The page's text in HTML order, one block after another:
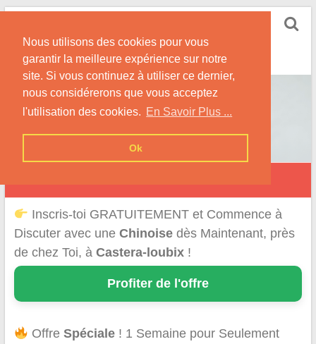
Nous utilisons des cookies pour vous
garantir la meilleure expérience sur notre
site. Si vous continuez à utiliser ce dernier,
nous considérerons que vous acceptez
l'utilisation des cookies. En Savoir Plus ...
Ok
Skip
content
Nos Conseils pour Rencontrer Une Femme
Originaire de Chine !
Inscris-toi GRATUITEMENT et Commence à
Discuter avec une Chinoisedès Maintenant, près
de chez Toi, à Castera-loubix!
Profiter de l'offre
OffreSpéciale ! 1 Semaine pour Seulement